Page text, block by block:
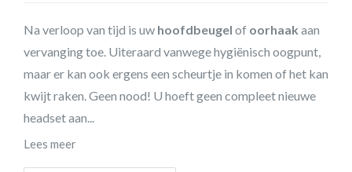
Na verloop van tijd is uw hoofdbeugel of oorhaak aan
vervanging toe. Uiteraard vanwege hygiënisch oogpunt,
maar er kan ook ergens een scheurtje in komen of het kan
kwijt raken. Geen nood! U hoeft geen compleet nieuwe
headset aan...
Lees meer